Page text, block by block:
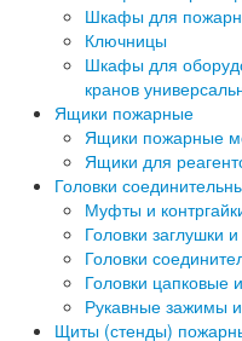
Шкафы для
Ключницы
Шкафы для
кранов
Ящики пожарные
Ящики пожарные
Ящики для
Головки
Муфты и
Головки заглушки
Головки
Головки цапковые
Рукавные зажимы
Щиты (стенды)